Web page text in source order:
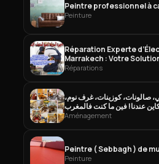
Peintre professionnel à
Peinture
Réparation Experte
Marrakech : Votre
Réparations
صالونات، كوزينات، غرف نوم،
Aménagement
Peintre (
Peinture